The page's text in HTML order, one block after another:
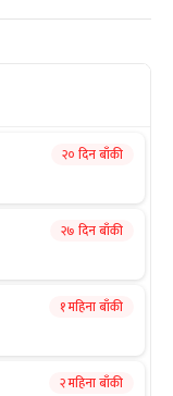
२० दिन बाँकी
२७ दिन बाँकी
१ महिना बाँकी
२ महिना बाँकी